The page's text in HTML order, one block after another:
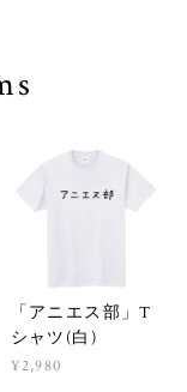
「アニエス部」T
シャツ(白)
¥2,980